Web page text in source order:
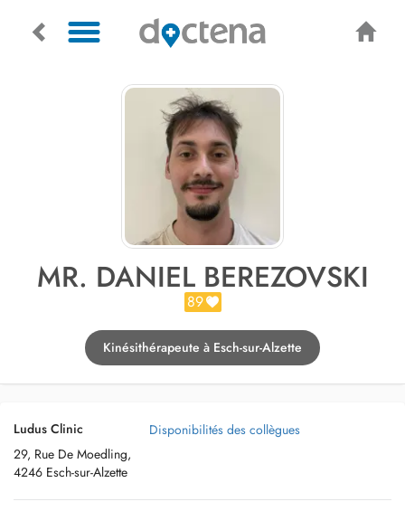
MR. DANIEL BEREZOVSKI
89
Kinésithérapeute à Esch-sur-Alzette
Ludus Clinic
29, Rue De Moedling,
4246 Esch-sur-Alzette
Disponibilités des collègues